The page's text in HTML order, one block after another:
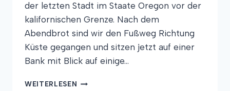
der letzten Stadt im Staate Oregon vor der
kalifornischen Grenze. Nach dem
Abendbrot sind wir den Fußweg Richtung
Küste gegangen und sitzen jetzt auf einer
Bank mit Blick auf einige…
WEITERLESEN NEBEL